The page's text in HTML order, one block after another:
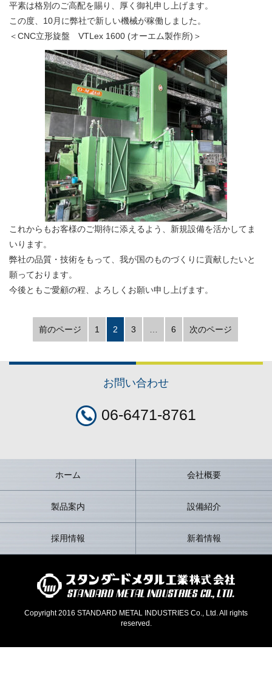
平素は格別のご高配を賜り、厚く御礼申し上げます。
この度、10月に弊社で新しい機械が稼働しました。
＜CNC立形旋盤 VTLex 1600 (オーエム製作所)＞
これからもお客様のご期待に添えるよう、新規設備を活かしてま
いります。
弊社の品質・技術をもって、我が国のものづくりに貢献したいと
願っております。
今後ともご愛顧の程、よろしくお願い申し上げます。
前のページ 1 2 3 6 次のページ
お問い合わせ
06-6471-8761
ホーム 会社概要
製品案内 設備紹介
採用情報 新着情報
Copyright 2016 STANDARD METAL INDUSTRIES Co., Ltd. All rights
reserved.